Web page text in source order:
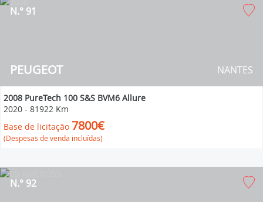
PEUGEOT
N.° 91
NANTES
2008 PureTech 100 S&S BVM6 Allure
2020 - 81922 Km
Base de licitação 7800€
(Despesas de venda incluídas)
N.° 92